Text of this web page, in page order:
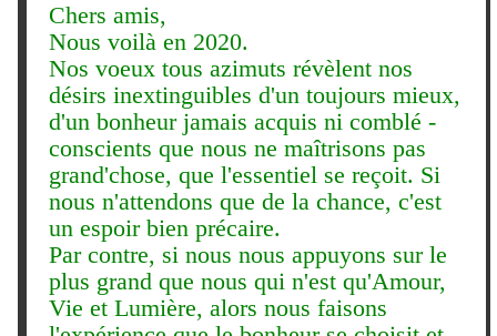
Chers amis,
Nous voilà en 2020.
Nos voeux tous azimuts révèlent nos
désirs inextinguibles d'un toujours mieux,
d'un bonheur jamais acquis ni comblé -
conscients que nous ne maîtrisons pas
grand'chose, que l'essentiel se reçoit. Si
nous n'attendons que de la chance, c'est
un espoir bien précaire.
Par contre, si nous nous appuyons sur le
plus grand que nous qui n'est qu'Amour,
Vie et Lumière, alors nous faisons